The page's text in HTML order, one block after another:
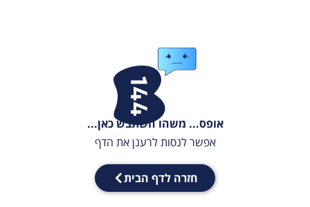
אופס... משהו השתבש כאן...
אפשר לנסות לרענן את הדף
חזרה לדף הבית